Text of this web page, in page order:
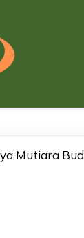
Mutiara